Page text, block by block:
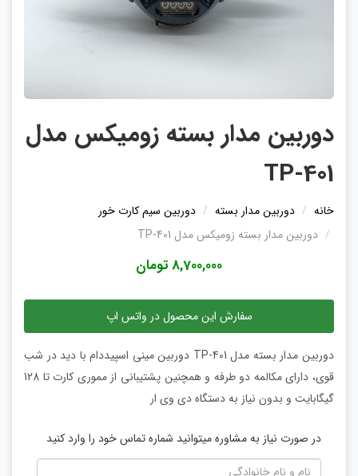
دوربین مدار بسته زومیکس مدل
TP-401
خانه دوربین مدار بسته
دوربین سیم کارت خور
دوربین مدار بسته زومیکس مدل TP-401
8,700,000 تومان
سفارش این محصول در واتس اپ
دوربین مدار بسته مدل TP-401 دوربین مینی اسپیددام با دید در شب
قوی، دارای مکالمه دو طرفه و همچنین پشتیبانی از مموری کارت تا 128
گیگابایت و بدون نیاز به دستگاه دی وی ار
در صورت نیاز به مشاوره میتوانید شماره تماس خود را وارد کنید